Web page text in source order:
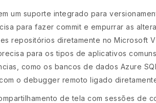
um suporte integrado para
para fazer commit e empurrar as
repositórios diretamente no Microsoft
para os tipos de aplicativos
como os bancos de dados Azure
o debugger remoto ligado
de tela com sessões de